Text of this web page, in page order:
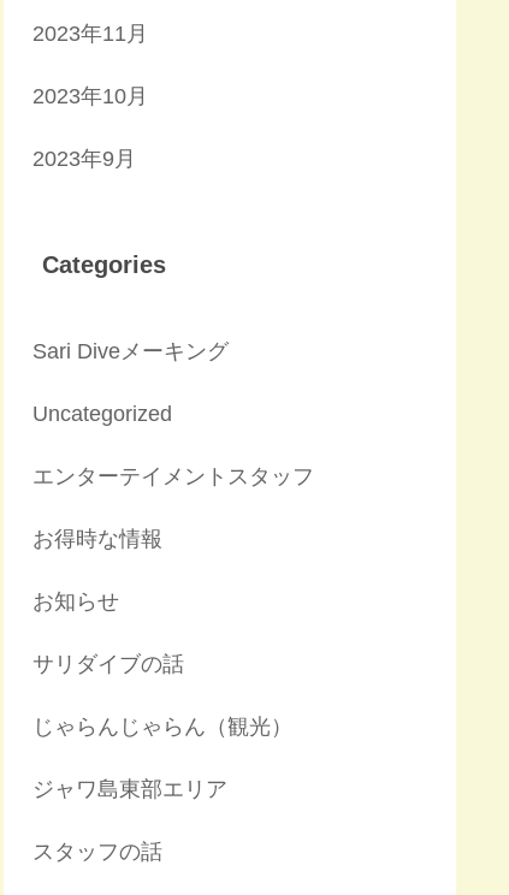
2023年11月
2023年10月
2023年9月
Categories
Sari Diveメーキング
Uncategorized
エンターテイメントスタッフ
お得時な情報
お知らせ
サリダイブの話
じゃらんじゃらん（観光）
ジャワ島東部エリア
スタッフの話